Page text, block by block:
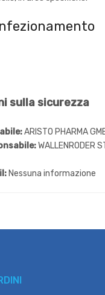
sulla sicurezza
ARISTO PHARMA
WALLENRODER
Nessuna informazione